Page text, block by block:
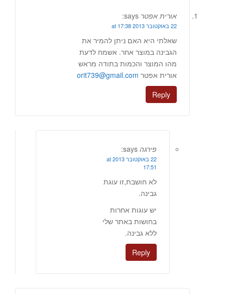
אורית אפטר says:
22 באוקטובר 2013 at 17:38
שאלתי היא האם ניתן להמיר את
הגבינה במוצר אחר. אשמח לדעת
מהו המוצר והכמות בתודה מראש
אורית אפטר orit739@gmail.com
Reply
פירגה says:
22 באוקטובר 2013 at
17:51
לא חושבת,זו עוגת
גבינה.
יש עוגות אחרות
בחושות באתר שלי
ללא גבינה.
Reply